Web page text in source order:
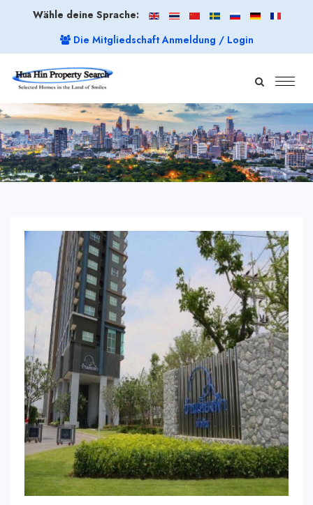
Wähle deine Sprache:
Die Mitgliedschaft Anmeldung / Login